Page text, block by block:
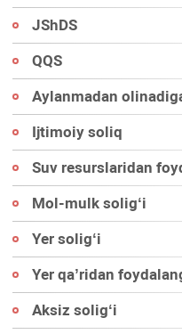
JShDS
QQS
Aylanmadan
Ijtimoiy soliq
Suv resurslaridan
Mol-mulk soligʻi
Yer soligʻi
Yer qa’ridan
Aksiz soligʻi